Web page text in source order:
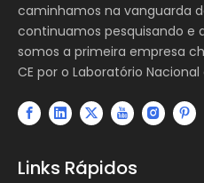
caminhamos na vanguarda
continuamos pesquisando e
somos a primeira empresa
CE por o Laboratório Nacional
Links Rápidos